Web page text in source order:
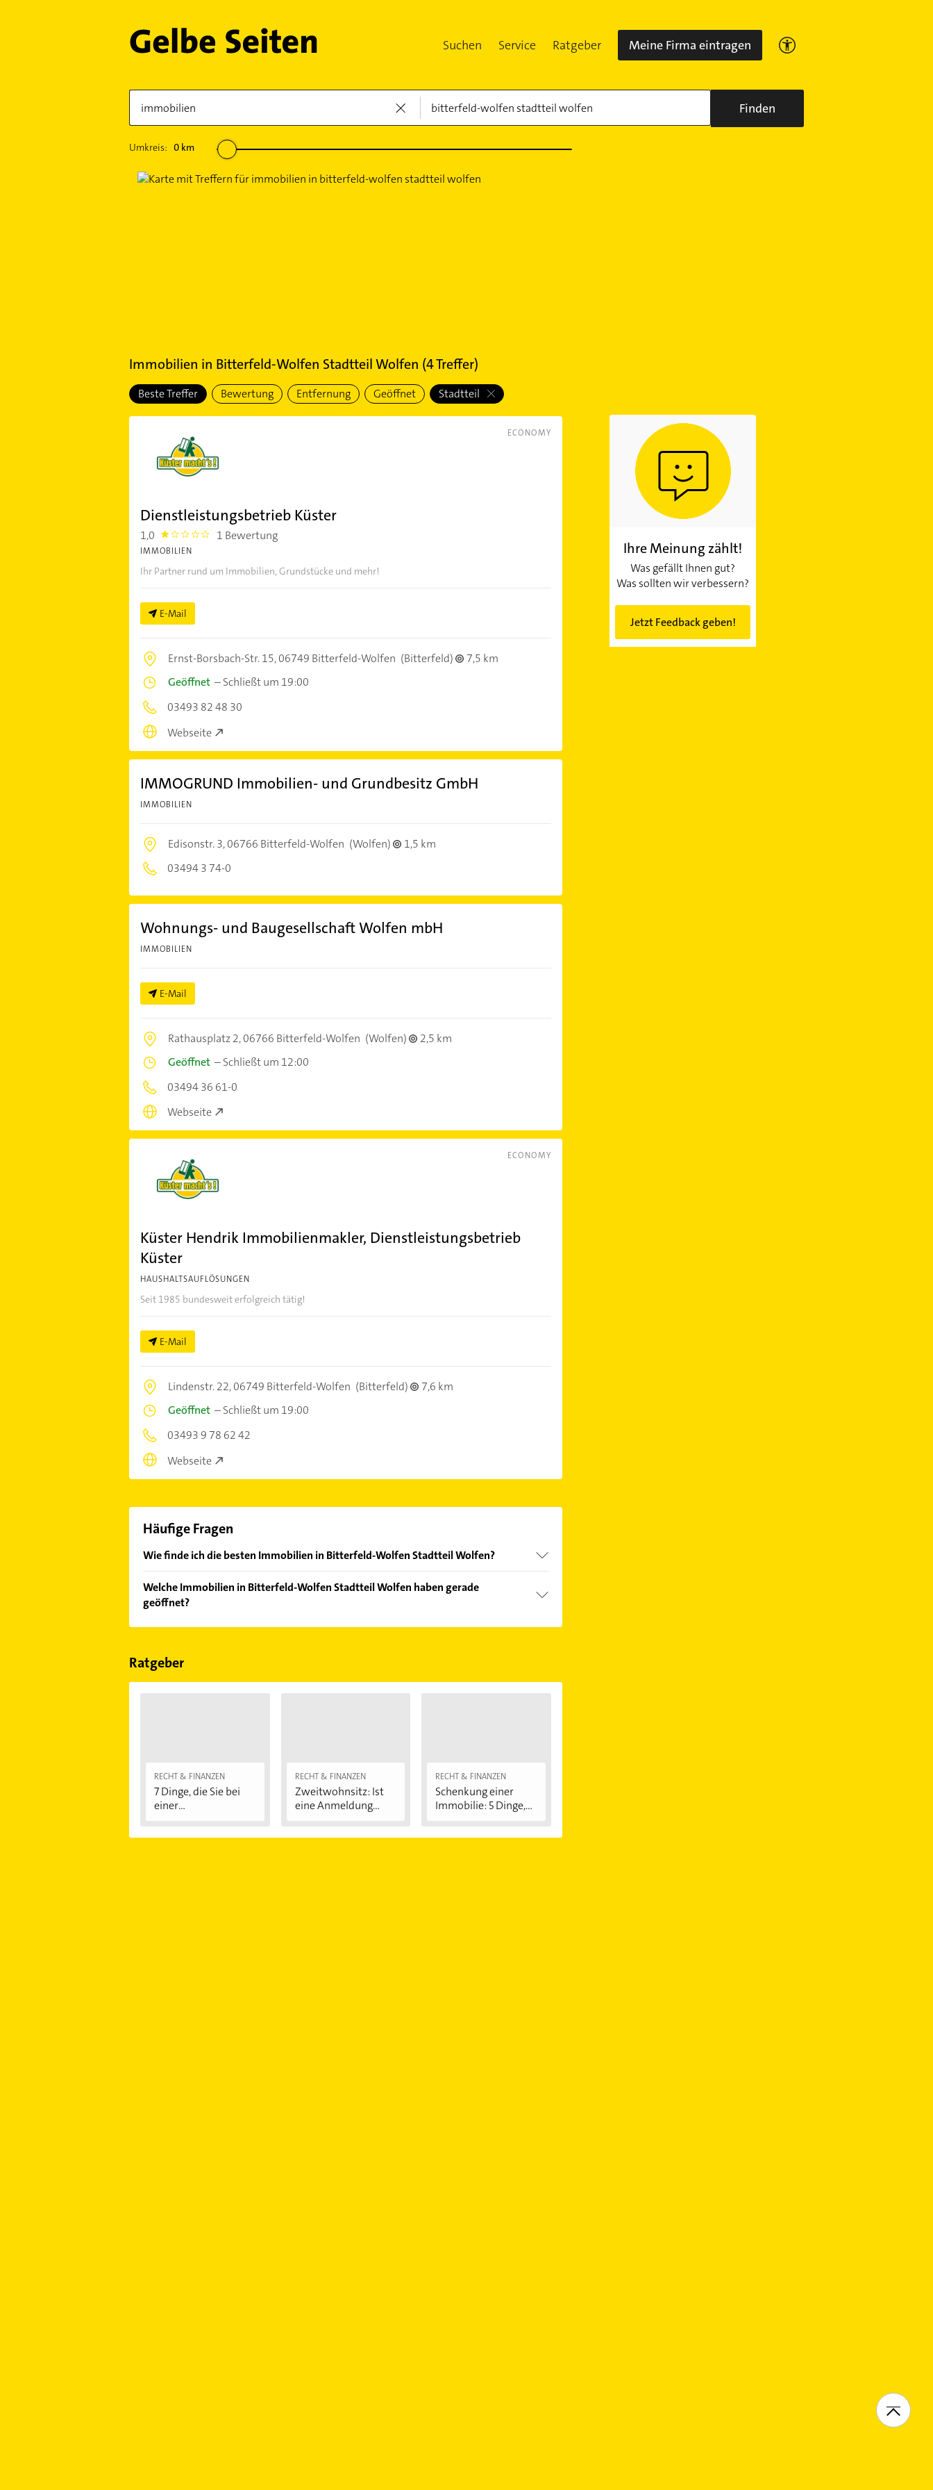
Suchen Service Ratgeber Meine Firma eintragen
Finden
Umkreis: 0km
Immobilien in Bitterfeld-Wolfen Stadtteil Wolfen (4Treffer)
Beste Treffer Bewertung Entfernung Geöffnet Stadtteil
ECONOMY
Dienstleistungsbetrieb Küster
1,0 1.0 1 Bewertung
IMMOBILIEN
Ihr Partner rund um Immobilien, Grundstücke und mehr!
E-Mail
Ernst-Borsbach-Str. 15,06749 Bitterfeld-Wolfen (Bitterfeld)
7,5 km
Geöffnet–Schließt um 19:00
03493 82 48 30
Webseite
IMMOGRUND Immobilien- und Grundbesitz GmbH
IMMOBILIEN
Edisonstr. 3,06766 Bitterfeld-Wolfen (Wolfen)
1,5 km
03494 3 74-0
Wohnungs- und Baugesellschaft Wolfen mbH
IMMOBILIEN
E-Mail
Rathausplatz 2,06766 Bitterfeld-Wolfen (Wolfen)
2,5 km
Geöffnet–Schließt um 12:00
03494 36 61-0
Webseite
ECONOMY
Küster Hendrik Immobilienmakler, Dienstleistungsbetrieb
Küster
HAUSHALTSAUFLÖSUNGEN
Seit 1985 bundesweit erfolgreich tätig!
E-Mail
Lindenstr. 22,06749 Bitterfeld-Wolfen (Bitterfeld)
7,6 km
Geöffnet–Schließt um 19:00
03493 9 78 62 42
Webseite
Häufige Fragen
Wie finde ich die besten Immobilien in Bitterfeld-Wolfen Stadtteil Wolfen?
von den Empfehlungen. Die Suchergebnisse können Sie sich einfach nach
Bewertungen
Welche Immobilien in Bitterfeld-Wolfen Stadtteil Wolfen haben gerade
geöffnet?
Im Anbieter-Bereich finden Sie alleÖffnungszeiten. Bitte beachten Sie, dass diese an
Ratgeber
RECHT & FINANZEN
7 Dinge, die Sie bei
einer
RECHT & FINANZEN
Zweitwohnsitz: Ist
eine Anmeldung...
RECHT & FINANZEN
Schenkung einer
Immobilie: 5 Dinge,...
Ihre Meinung zählt!
Was gefällt Ihnen gut?
Was sollten wir verbessern?
Jetzt Feedback geben!